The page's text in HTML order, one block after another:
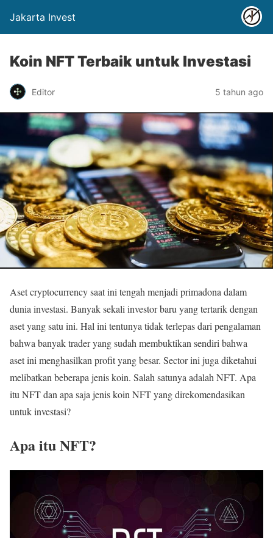
Jakarta Invest
Koin NFT Terbaik untuk Investasi
Editor 5 tahun ago
Aset cryptocurrency saat ini tengah menjadi primadona dalam
dunia investasi. Banyak sekali investor baru yang tertarik dengan
aset yang satu ini. Hal ini tentunya tidak terlepas dari pengalaman
bahwa banyak trader yang sudah membuktikan sendiri bahwa
aset ini menghasilkan profit yang besar. Sector ini juga diketahui
melibatkan beberapa jenis koin. Salah satunya adalah NFT. Apa
itu NFT dan apa saja jenis koin NFT yang direkomendasikan
untuk investasi?
Apa itu NFT?